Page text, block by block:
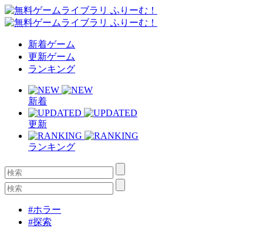
新着ゲーム
更新ゲーム
ランキング
新着
更新
ランキング
#ホラー
#探索